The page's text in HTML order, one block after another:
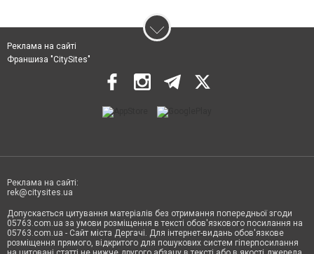
Реклама на сайті
Франшиза "CitySites"
Реклама на сайті:
rek@citysites.ua
Допускається цитування матеріалів без отримання попередньої згоди
05763.com.ua за умови розміщення в тексті обов'язкового посилання на
05763.com.ua - Сайт міста Дергачі. Для інтернет-видань обов'язкове
розміщення прямого, відкритого для пошукових систем гіперпосилання